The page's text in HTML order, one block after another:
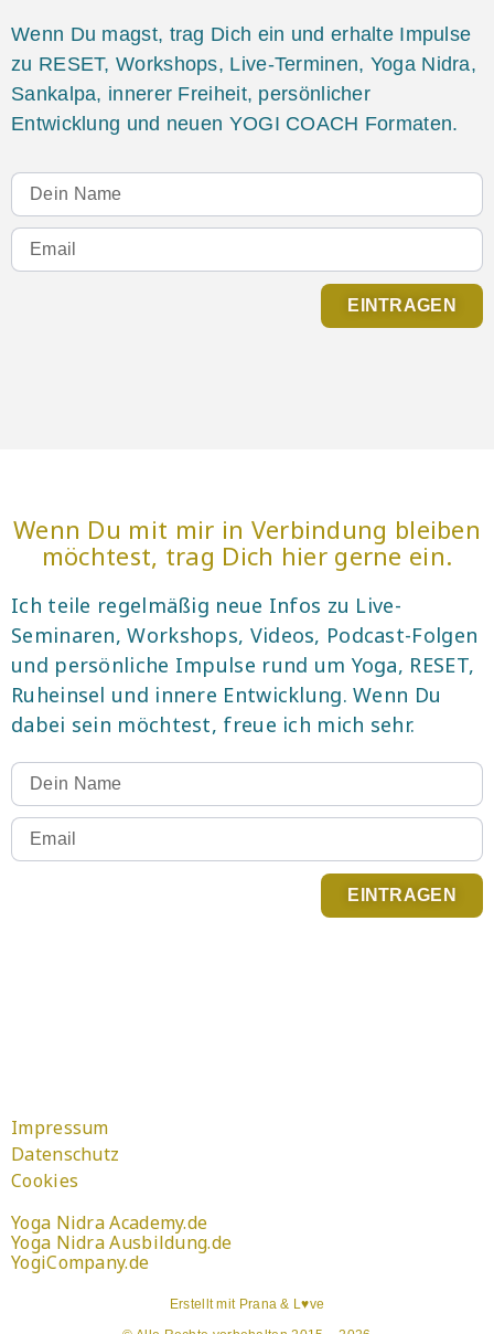
Wenn Du magst, trag Dich ein und erhalte Impulse
zu RESET, Workshops, Live-Terminen, Yoga Nidra,
Sankalpa, innerer Freiheit, persönlicher
Entwicklung und neuen YOGI COACH Formaten.
EINTRAGEN
Wenn Du mit mir in Verbindung bleiben
möchtest, trag Dich hier gerne ein.
Ich teile regelmäßig neue Infos zu Live-
Seminaren, Workshops, Videos, Podcast-Folgen
und persönliche Impulse rund um Yoga, RESET,
Ruheinsel und innere Entwicklung. Wenn Du
dabei sein möchtest, freue ich mich sehr.
EINTRAGEN
Impressum
Datenschutz
Cookies
Yoga Nidra Academy.de
Yoga Nidra Ausbildung.de
YogiCompany.de
Erstellt mit Prana & L♥ve